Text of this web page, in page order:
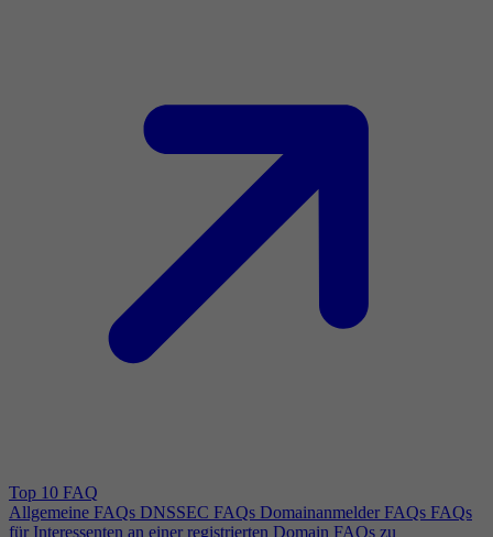
Top 10 FAQ
Allgemeine FAQs DNSSEC FAQs Domainanmelder FAQs FAQs
für Interessenten an einer registrierten Domain FAQs zu